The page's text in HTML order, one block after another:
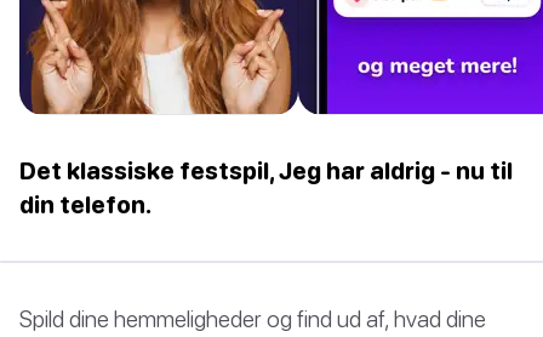
Det klassiske festspil, Jeg har aldrig - nu til
din telefon.
Spild dine hemmeligheder og find ud af, hvad dine